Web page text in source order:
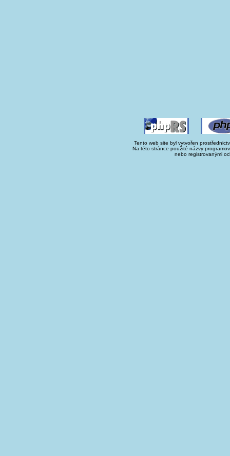
Tento web site byl vytvořen
Na této stránce použité názvy
nebo registrovanými